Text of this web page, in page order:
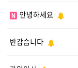
N 안녕하세요
반갑습니다